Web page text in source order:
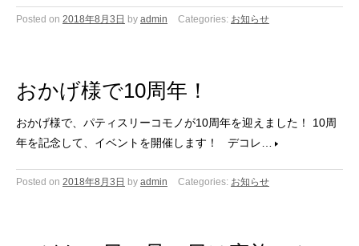
Posted on 2018年8月3日 by admin Categories: お知らせ
おかげ様で10周年！
おかげ様で、パティスリーコモノが10周年を迎えました！ 10周
年を記念して、イベントを開催します！ デコレ…
Posted on 2018年8月3日 by admin Categories: お知らせ